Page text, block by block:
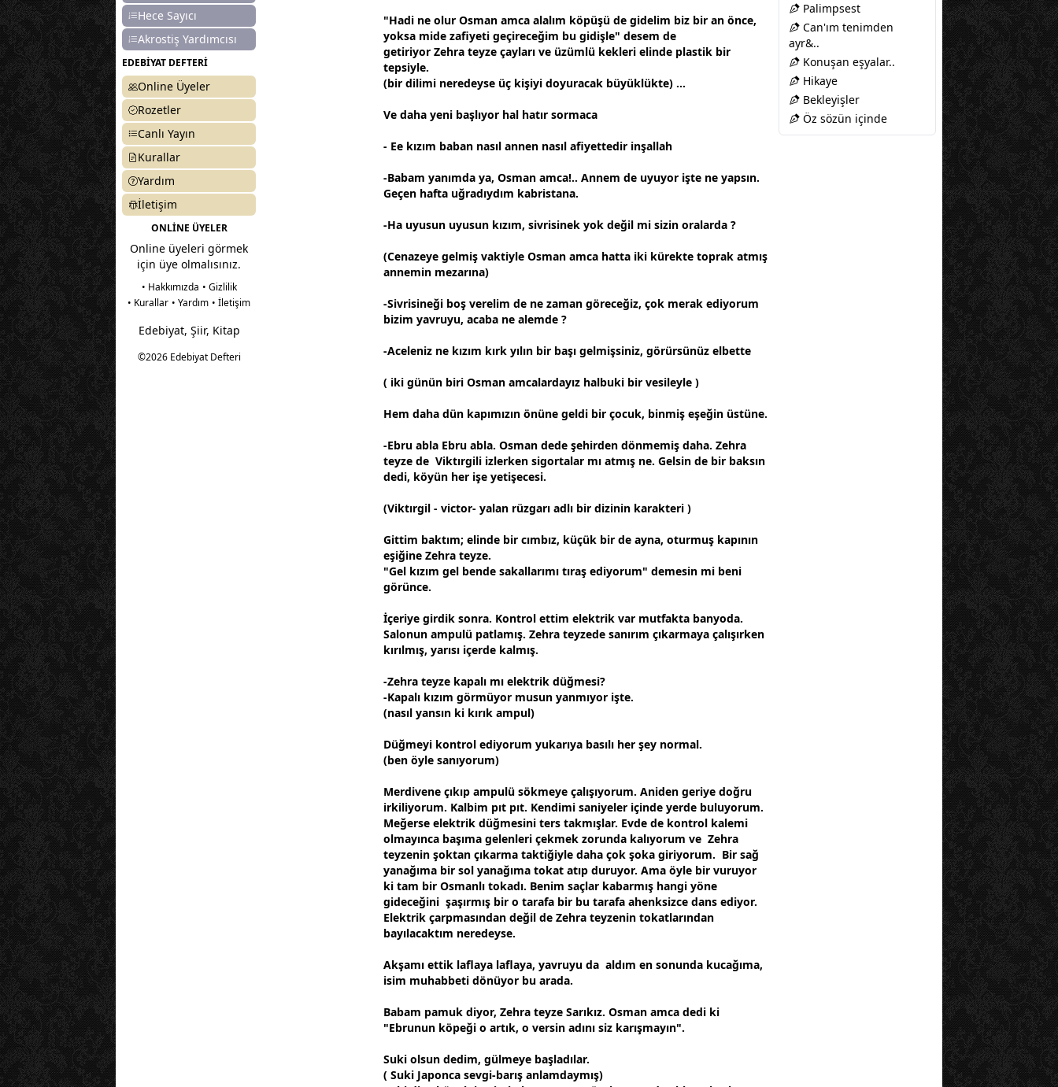
Hece Sayıcı
Akrostiş Yardımcısı
EDEBİYAT DEFTERİ
Online Üyeler
Rozetler
Canlı Yayın
Kurallar
Yardım
İletişim
ONLİNE ÜYELER
Online üyeleri görmek
için üye olmalısınız.
• Hakkımızda • Gizlilik
• Kurallar • Yardım • İletişim
Edebiyat, Şiir, Kitap
©2026 Edebiyat Defteri
"Hadi ne olur Osman amca alalım köpüşü de gidelim biz bir an önce,
yoksa mide zafiyeti geçireceğim bu gidişle" desem de
getiriyor Zehra teyze çayları ve üzümlü kekleri elinde plastik bir
tepsiyle.
(bir dilimi neredeyse üç kişiyi doyuracak büyüklükte) ...
Ve daha yeni başlıyor hal hatır sormaca
- Ee kızım baban nasıl annen nasıl afiyettedir inşallah
-Babam yanımda ya, Osman amca!.. Annem de uyuyor işte ne yapsın.
Geçen hafta uğradıydım kabristana.
-Ha uyusun uyusun kızım, sivrisinek yok değil mi sizin oralarda ?
(Cenazeye gelmiş vaktiyle Osman amca hatta iki kürekte toprak atmış
annemin mezarına)
-Sivrisineği boş verelim de ne zaman göreceğiz, çok merak ediyorum
bizim yavruyu, acaba ne alemde ?
-Aceleniz ne kızım kırk yılın bir başı gelmişsiniz, görürsünüz elbette
( iki günün biri Osman amcalardayız halbuki bir vesileyle )
Hem daha dün kapımızın önüne geldi bir çocuk, binmiş eşeğin üstüne.
-Ebru abla Ebru abla. Osman dede şehirden dönmemiş daha. Zehra
teyze de Viktırgili izlerken sigortalar mı atmış ne. Gelsin de bir baksın
dedi, köyün her işe yetişecesi.
(Viktırgil - victor- yalan rüzgarı adlı bir dizinin karakteri )
Gittim baktım; elinde bir cımbız, küçük bir de ayna, oturmuş kapının
eşiğine Zehra teyze.
"Gel kızım gel bende sakallarımı tıraş ediyorum" demesin mi beni
görünce.
İçeriye girdik sonra. Kontrol ettim elektrik var mutfakta banyoda.
Salonun ampulü patlamış. Zehra teyzede sanırım çıkarmaya çalışırken
kırılmış, yarısı içerde kalmış.
-Zehra teyze kapalı mı elektrik düğmesi?
-Kapalı kızım görmüyor musun yanmıyor işte.
(nasıl yansın ki kırık ampul)
Düğmeyi kontrol ediyorum yukarıya basılı her şey normal.
(ben öyle sanıyorum)
Merdivene çıkıp ampulü sökmeye çalışıyorum. Aniden geriye doğru
irkiliyorum. Kalbim pıt pıt. Kendimi saniyeler içinde yerde buluyorum.
Meğerse elektrik düğmesini ters takmışlar. Evde de kontrol kalemi
olmayınca başıma gelenleri çekmek zorunda kalıyorum ve Zehra
teyzenin şoktan çıkarma taktiğiyle daha çok şoka giriyorum. Bir sağ
yanağıma bir sol yanağıma tokat atıp duruyor. Ama öyle bir vuruyor
ki tam bir Osmanlı tokadı. Benim saçlar kabarmış hangi yöne
gideceğini şaşırmış bir o tarafa bir bu tarafa ahenksizce dans ediyor.
Elektrik çarpmasından değil de Zehra teyzenin tokatlarından
bayılacaktım neredeyse.
Akşamı ettik laflaya laflaya, yavruyu da aldım en sonunda kucağıma,
isim muhabbeti dönüyor bu arada.
Babam pamuk diyor, Zehra teyze Sarıkız. Osman amca dedi ki
"Ebrunun köpeği o artık, o versin adını siz karışmayın".
Suki olsun dedim, gülmeye başladılar.
( Suki Japonca sevgi-barış anlamdaymış)
Palimpsest
Can'ım tenimden
ayr&..
Konuşan eşyalar..
Hikaye
Bekleyişler
Öz sözün içinde